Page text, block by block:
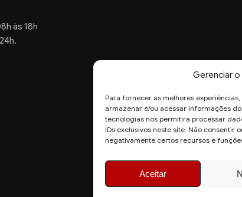
Gerenciar
Para fornecer as melhores
armazenar e/ou acessar informações
tecnologias nos permitirá processar
IDs exclusivos neste site. Não
negativamente certos recursos e
Aceitar
às 18h